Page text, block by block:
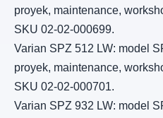
proyek, maintenance,
SKU 02-02-000699.
Varian SPZ 512 LW: model
proyek, maintenance,
SKU 02-02-000701.
Varian SPZ 932 LW: model